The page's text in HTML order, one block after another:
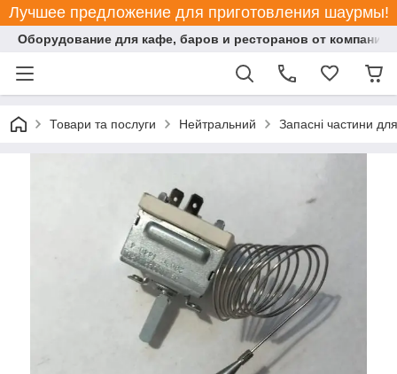
Лучшее предложение для приготовления шаурмы!
Оборудование для кафе, баров и ресторанов от компании
Товари та послуги Нейтральний Запасні частини